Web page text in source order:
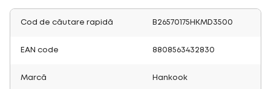
Cod de căutare rapidă B26570175HKMD3500
EAN code 8808563432830
Marcă Hankook